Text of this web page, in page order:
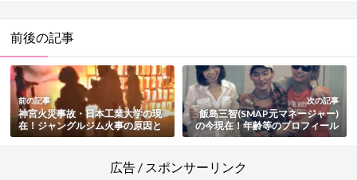
前後の記事
前の記事
神宮火災事故・日本工業大学の現
在！ジャングルジム火事の原因と
その後まとめ
次の記事
飯島三智(SMAP元マネージャー)
の今現在！年齢等のプロフィール
や経歴・メンバーとの仲・週刊文
広告 / スポンサーリンク